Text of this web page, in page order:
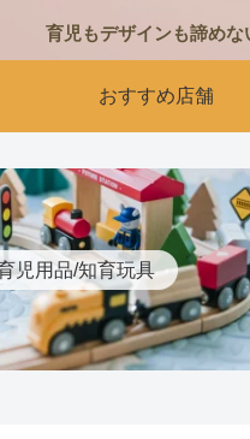
育児もデザインも諦め
おすすめ店舗
児用品/知育玩具